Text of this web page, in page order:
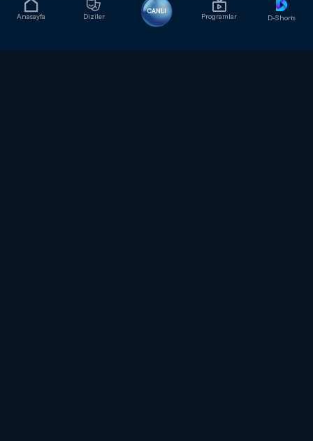
Anasayfa Diziler
CANLI
Programlar D-Shorts